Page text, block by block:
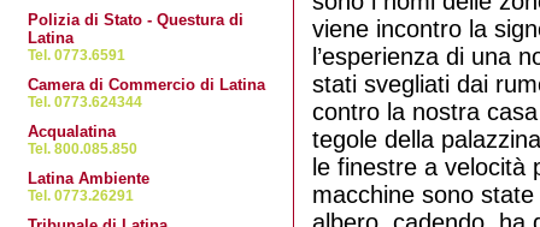
Polizia di Stato - Questura di
Latina
Tel. 0773.6591
Camera di Commercio di Latina
Tel. 0773.624344
Acqualatina
Tel. 800.085.850
Latina Ambiente
Tel. 0773.26291
viene incontro la
l’esperienza di una
stati svegliati dai
contro la nostra
tegole della
le finestre a velocità
macchine sono